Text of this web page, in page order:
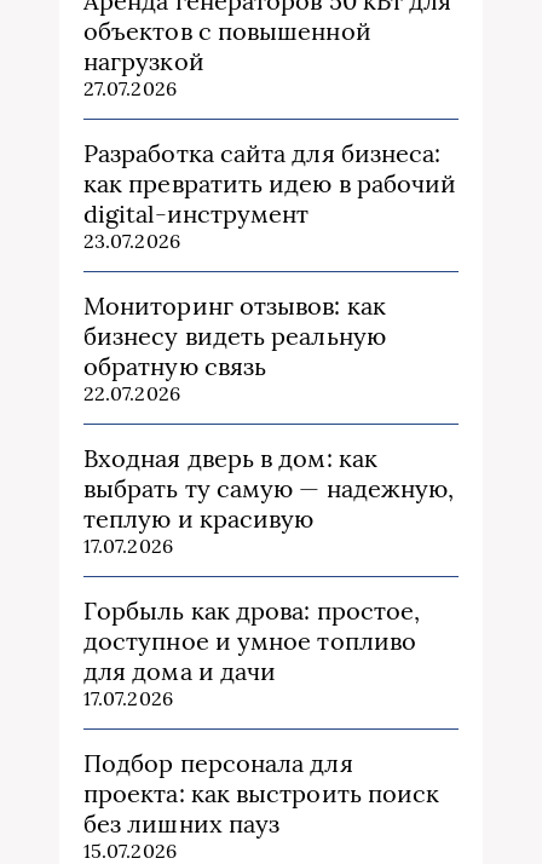
объектов с повышенной
нагрузкой
27.07.2026
Разработка сайта для бизнеса:
как превратить идею в рабочий
digital-инструмент
23.07.2026
Мониторинг отзывов: как
бизнесу видеть реальную
обратную связь
22.07.2026
Входная дверь в дом: как
выбрать ту самую — надежную,
теплую и красивую
17.07.2026
Горбыль как дрова: простое,
доступное и умное топливо
для дома и дачи
17.07.2026
Подбор персонала для
проекта: как выстроить поиск
без лишних пауз
15.07.2026